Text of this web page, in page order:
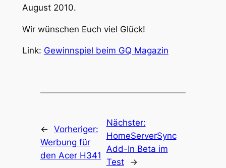
August 2010.
Wir wünschen Euch viel Glück!
Link: Gewinnspiel beim GQ Magazin
← Vorheriger:
Werbung für
den Acer H341
Nächster:
HomeServerSync
Add-In Beta im
Test
→